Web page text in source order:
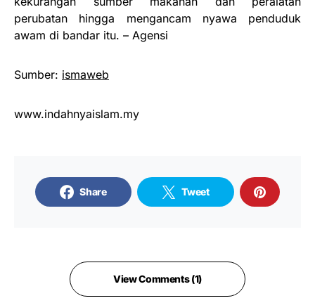
perubatan hingga mengancam nyawa penduduk
awam di bandar itu. – Agensi
Sumber: ismaweb
www.indahnyaislam.my
Share Tweet
View Comments (1)